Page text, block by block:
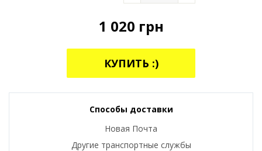
1 020 грн
КУПИТЬ :)
Способы доставки
Новая Почта
Другие транспортные службы